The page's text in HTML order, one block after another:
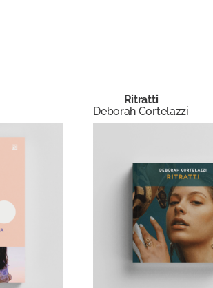
Ritratti
Deborah Cortelazzi